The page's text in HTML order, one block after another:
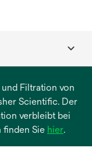
Filtration von
Scientific. Der
verbleibt bei
finden Sie hierwird
.